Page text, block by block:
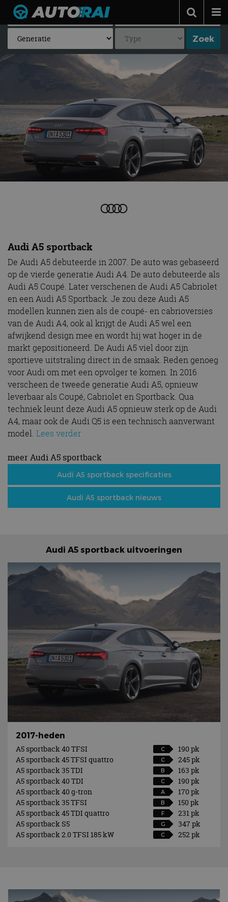
Autonieuws
Adverteren
Contact
MotorRAI.nl
Audi A5 sportback
De Audi A5 debuteerde in 2007. De auto was gebaseerd
op de vierde generatie Audi A4. De auto debuteerde als
Audi A5 Coupé. Later verschenen de Audi A5 Cabriolet
en een Audi A5 Sportback. Je zou deze Audi A5
modellen kunnen zien als de coupé- en cabrioversies
van de Audi A4, ook al krijgt de Audi A5 wel een
afwijkend design mee en wordt hij wat hoger in de
markt gepositioneerd. De Audi A5 viel door zijn
sportieve uitstraling direct in de smaak. Reden genoeg
voor Audi om met een opvolger te komen. In 2016
verscheen de tweede generatie Audi A5, opnieuw
leverbaar als Coupé, Cabriolet en Sportback. Qua
techniek leunt deze Audi A5 opnieuw sterk op de Audi
A4, maar ook de Audi Q5 is een technisch aanverwant
model. Lees verder
meer Audi A5 sportback
Audi A5 sportback specificaties
Audi A5 sportback nieuws
Audi A5 sportback uitvoeringen
2017-heden
A5 sportback 40 TFSI
C
190 pk
A5 sportback 45 TFSI quattro
C
245 pk
A5 sportback 35 TDI
B
163 pk
A5 sportback 40 TDI
C
190 pk
A5 sportback 40 g-tron
A
170 pk
A5 sportback 35 TFSI
B
150 pk
A5 sportback 45 TDI quattro
F
231 pk
A5 sportback S5
G
347 pk
A5 sportback 2.0 TFSI 185 kW
C 252 pk